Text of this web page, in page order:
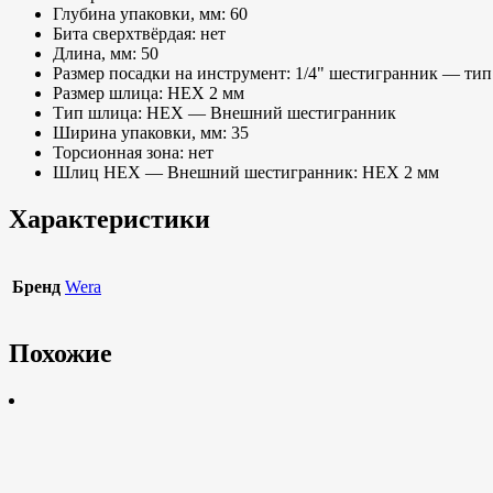
Глубина упаковки, мм: 60
Бита сверхтвёрдая: нет
Длина, мм: 50
Размер посадки на инструмент: 1/4" шестигранник —
Размер шлица: HEX 2 мм
Тип шлица: HEX — Внешний шестигранник
Ширина упаковки, мм: 35
Торсионная зона: нет
Шлиц HEX — Внешний шестигранник: HEX 2 мм
Характеристики
Бренд Wera
Похожие